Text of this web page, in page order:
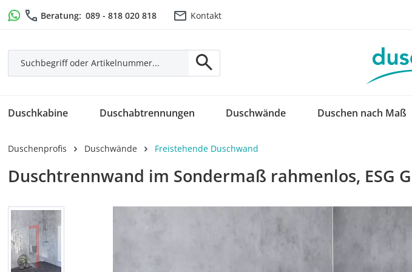
Hauptinhalt springen
Zur Suche springen
Zur Hauptnavigation springen
Beratung: 089 - 818 020 818 Kontakt
Duschkabine Duschabtrennungen Duschwände Duschen nach Maß
Duschenprofis Duschwände Freistehende Duschwand
Duschtrennwand im Sondermaß rahmenlos, ESG
Bildergalerie überspringen